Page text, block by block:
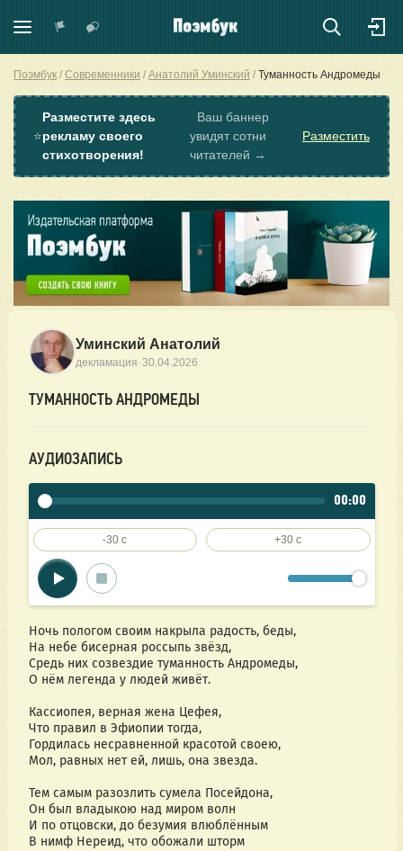
Поэмбук Современники Анатолий Уминский Туманность Андромеды
⭐
Разместите здесь
рекламу своего
стихотворения!
Ваш баннер
увидят сотни
читателей →
Разместить
Уминский Анатолий
декламация ·30.04.2026
ТУМАННОСТЬ АНДРОМЕДЫ
АУДИОЗАПИСЬ
00:00
-30 c +30 c
Ночь пологом своим накрыла радость, беды,
На небе бисерная россыпь звёзд,
Средь них созвездие туманность Андромеды,
О нём легенда у людей живёт.
Кассиопея, верная жена Цефея,
Что правил в Эфиопии тогда,
Гордилась несравненной красотой своею,
Мол, равных нет ей, лишь, она звезда.
Тем самым разозлить сумела Посейдона,
Он был владыкою над миром волн
И по отцовски, до безумия влюблённым
В нимф Нереид, что обожали шторм